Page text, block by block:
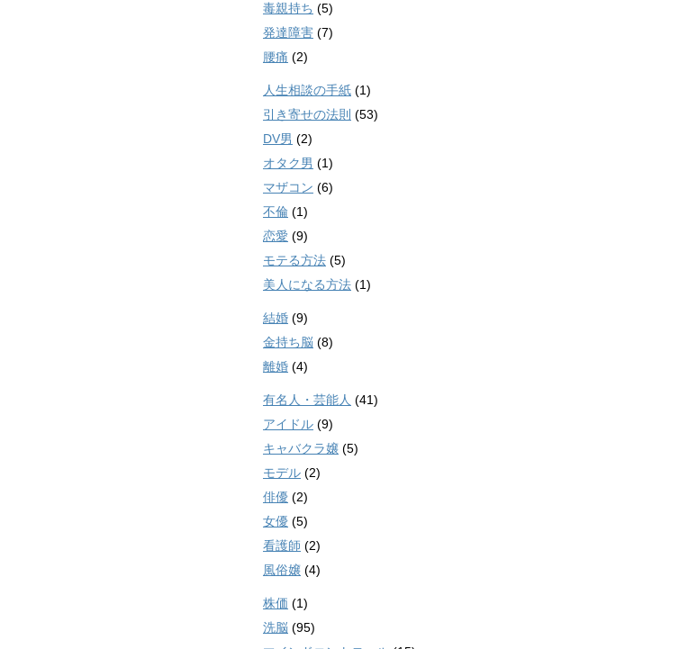
毒親持ち (5)
発達障害 (7)
腰痛 (2)
人生相談の手紙 (1)
引き寄せの法則 (53)
DV男 (2)
オタク男 (1)
マザコン (6)
不倫 (1)
恋愛 (9)
モテる方法 (5)
美人になる方法 (1)
結婚 (9)
金持ち脳 (8)
離婚 (4)
有名人・芸能人 (41)
アイドル (9)
キャバクラ嬢 (5)
モデル (2)
俳優 (2)
女優 (5)
看護師 (2)
風俗嬢 (4)
株価 (1)
洗脳 (95)